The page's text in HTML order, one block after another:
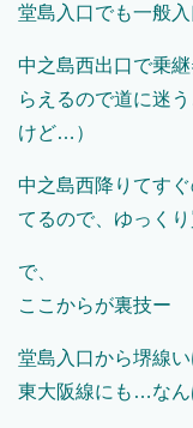
堂島入口でも一般
中之島西出口で乗
らえるので道に迷
けど…）
中之島西降りてす
てるので、ゆっく
で、
ここからが裏技ー
堂島入口から堺線
東大阪線にも…なん